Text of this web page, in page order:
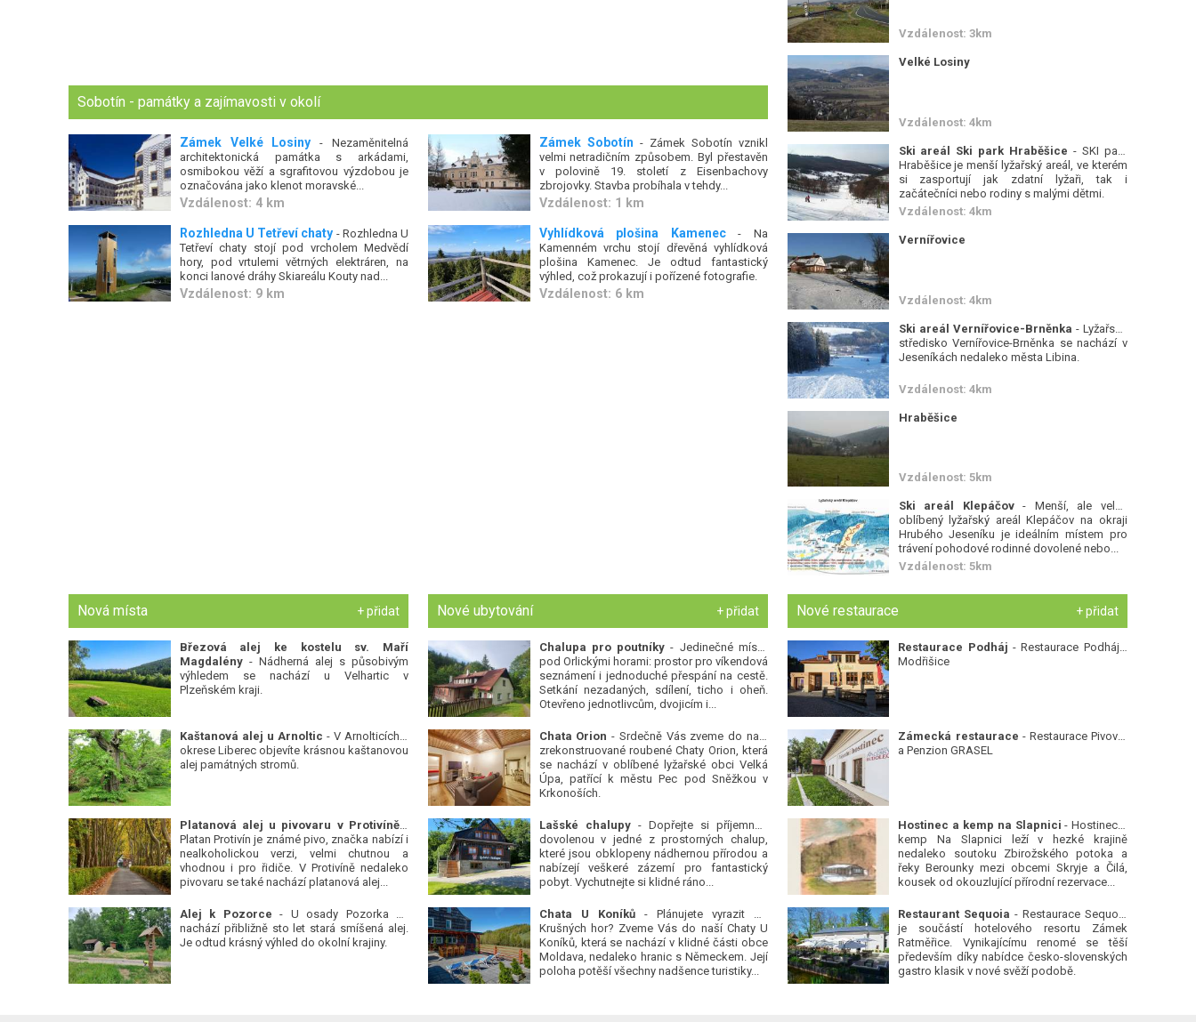
Sobotín - památky a zajímavosti v okolí
Zámek Velké Losiny - Nezaměnitelná
architektonická památka s arkádami,
osmibokou věží a sgrafitovou výzdobou je
označována jako klenot moravské...
Vzdálenost: 4 km
Zámek Sobotín - Zámek Sobotín vznikl
velmi netradičním způsobem. Byl přestavěn
v polovině 19. století z Eisenbachovy
zbrojovky. Stavba probíhala v tehdy...
Vzdálenost: 1 km
Rozhledna U Tetřeví chaty - Rozhledna U
Tetřeví chaty stojí pod vrcholem Medvědí
hory, pod vrtulemi větrných elektráren, na
konci lanové dráhy Skiareálu Kouty nad...
Vzdálenost: 9 km
Vyhlídková plošina Kamenec- Na
Kamenném vrchu stojí dřevěná vyhlídková
plošina Kamenec. Je odtud fantastický
výhled, což prokazují i pořízené fotografie.
Vzdálenost: 6 km
Vzdálenost: 3km
Velké Losiny
Vzdálenost: 4km
Ski areál Ski park Hraběšice - SKI park
Hraběšice je menší lyžařský areál, ve kterém
si zasportují jak zdatní lyžaři, tak i
začátečníci nebo rodiny s malými dětmi.
Vzdálenost: 4km
Vernířovice
Vzdálenost: 4km
Ski areál Vernířovice-Brněnka - Lyžařské
středisko Vernířovice-Brněnka se nachází v
Jeseníkách nedaleko města Libina.
Vzdálenost: 4km
Hraběšice
Vzdálenost: 5km
Ski areál Klepáčov- Menší, ale velmi
oblíbený lyžařský areál Klepáčov na okraji
Hrubého Jeseníku je ideálním místem pro
trávení pohodové rodinné dovolené nebo...
Vzdálenost: 5km
Nová místa + přidat
Březová alej ke kostelu sv. Maří
Magdalény- Nádherná alej s působivým
výhledem se nachází u Velhartic v
Plzeňském kraji.
Kaštanová alej u Arnoltic - V Arnolticích v
okrese Liberec objevíte krásnou kaštanovou
alej památných stromů.
Platanová alej u pivovaru v Protivíně
-
Platan Protivín je známé pivo, značka nabízí i
nealkoholickou verzi, velmi chutnou a
vhodnou i pro řidiče. V Protivíně nedaleko
pivovaru se také nachází platanová alej...
Alej k Pozorce - U osady Pozorka se
nachází přibližně sto let stará smíšená alej.
Je odtud krásný výhled do okolní krajiny.
Nové ubytování + přidat
Chalupa pro poutníky - Jedinečné místo
pod Orlickými horami: prostor pro víkendová
seznámení i jednoduché přespání na cestě.
Setkání nezadaných, sdílení, ticho i oheň.
Otevřeno jednotlivcům, dvojicím i...
Chata Orion - Srdečně Vás zveme do naší
zrekonstruované roubené Chaty Orion, která
se nachází v oblíbené lyžařské obci Velká
Úpa, patřící k městu Pec pod Sněžkou v
Krkonoších.
Lašské chalupy- Dopřejte si příjemnou
dovolenou v jedné z prostorných chalup,
které jsou obklopeny nádhernou přírodou a
nabízejí veškeré zázemí pro fantastický
pobyt. Vychutnejte si klidné ráno...
Chata U Koníků- Plánujete vyrazit do
Krušných hor? Zveme Vás do naší Chaty U
Koníků, která se nachází v klidné části obce
Moldava, nedaleko hranic s Německem. Její
poloha potěší všechny nadšence turistiky...
Nové restaurace + přidat
Restaurace Podháj - Restaurace Podháj -
Modřišice
Zámecká restaurace - Restaurace Pivovar
a Penzion GRASEL
Hostinec a kemp na Slapnici - Hostinec a
kemp Na Slapnici leží v hezké krajině
nedaleko soutoku Zbirožského potoka a
řeky Berounky mezi obcemi Skryje a Čilá,
kousek od okouzlující přírodní rezervace...
Restaurant Sequoia - Restaurace Sequoia
je součástí hotelového resortu Zámek
Ratměřice. Vynikajícímu renomé se těší
především díky nabídce česko-slovenských
gastro klasik v nové svěží podobě.